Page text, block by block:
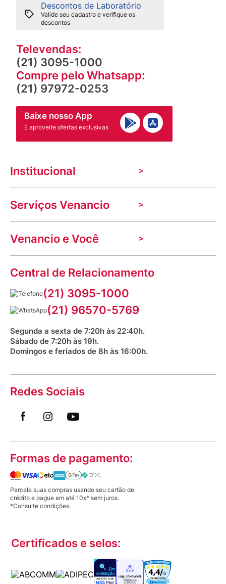
Descontos de Laboratório
Valide seu cadastro e verifique os
descontos
Televendas:
(21) 3095-1000
Compre pelo Whatsapp:
(21) 97972-0253
Baixe nosso App
E aproveite ofertas exclusivas
Institucional
A Venancio
Trabalhe Conosco
Nossas lojas
Indique seu imóvel
Aniversário Venancio 2025
Serviços Venancio
Troca e devolução
Mecânica de promoções
Dúvidas frequentes
Prazos e entregas
Bioimpedância Gratuita
Venancio e Você
VClube - Programa de fidelidade
Fale com o farmacêutico
Fale conosco
Saúde na praça
Central de Relacionamento
(21) 3095-1000
(21) 96570-5769
Segunda a sexta de 7:20h às 22:40h.
Sábado de 7:20h às 19h.
Domingos e feriados de 8h às 16:00h.
Redes Sociais
Formas de pagamento:
Parcele suas compras usando seu cartão de
crédito e pague em até 10x* sem juros.
*Consulte condições.
Certificados e selos: